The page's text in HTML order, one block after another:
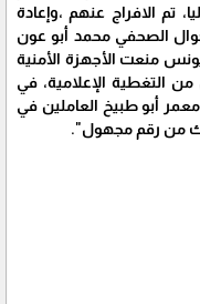
تم الافراج عنهم ،وإعادة
الصحفي محمد أبو عون
منعت الأجهزة الأمنية
التغطية الإعلامية، في
أبو طبيخ العاملين في
من رقم مجهول".